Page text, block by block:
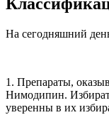
На сегодняшний
1. Препараты,
Нимодипин.
уверенны в их